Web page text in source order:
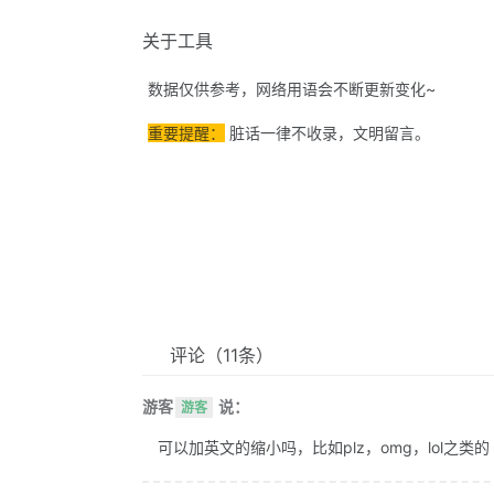
关于工具
数据仅供参考，网络用语会不断更新变化~
重要提醒： 脏话一律不收录，文明留言。
评论 （11条）
游客 游客 说：
可以加英文的缩小吗，比如plz，omg，lol之类的